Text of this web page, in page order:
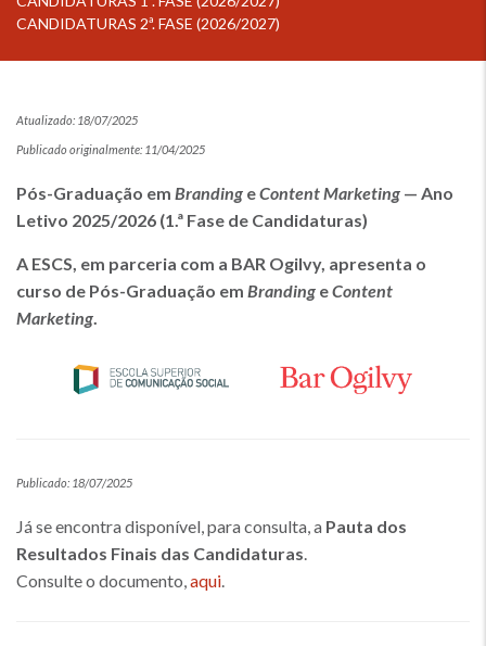
CANDIDATURAS 2ª. FASE (2026/2027)
Atualizado: 18/07/2025
Publicado originalmente: 11/04/2025
Pós-Graduação em Branding eContent Marketing — Ano
Letivo 2025/2026 (1.ª Fase de Candidaturas)
A ESCS, em parceria com a BAR Ogilvy, apresenta o
curso de Pós-Graduação em Branding eContent
Marketing.
Publicado: 18/07/2025
Já se encontra disponível, para consulta, a Pauta dos
Resultados Finais das Candidaturas.
Consulte o documento,aqui.